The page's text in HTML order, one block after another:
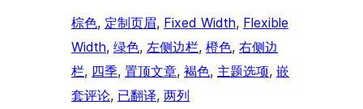
棕色, 定制页眉, Fixed Width, Flexible
Width, 绿色, 左侧边栏, 橙色, 右侧边
栏, 四季, 置顶文章, 褐色, 主题选项, 嵌
套评论, 已翻译, 两列